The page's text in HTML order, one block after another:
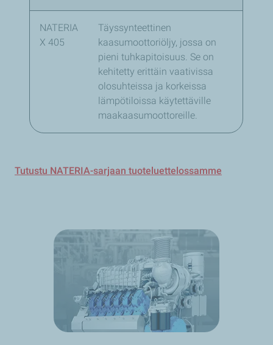
NATERIA
X 405
Täyssynteettinen
kaasumoottoriöljy, jossa on
pieni tuhkapitoisuus. Se on
kehitetty erittäin vaativissa
olosuhteissa ja korkeissa
lämpötiloissa käytettäville
maakaasumoottoreille.
Tutustu NATERIA-sarjaan tuoteluettelossamme